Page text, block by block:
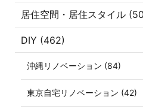
居住空間・居住スタイル
DIY (462)
沖縄リノベーション (84)
東京自宅リノベーション (42)